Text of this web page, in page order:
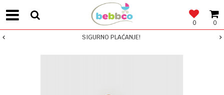
0
0
SIGURNO PLAĆANJE!